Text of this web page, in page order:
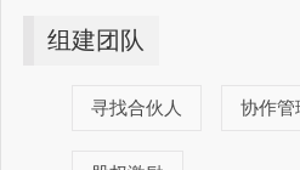
组建团队
寻找合伙人 协作管